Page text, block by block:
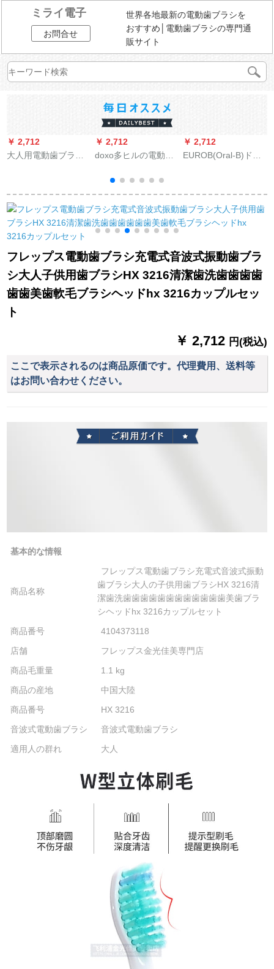
ミライ電子
お問合せ
世界各地最新の電動歯ブラシを
おすすめ│電動歯ブラシの専門通
販サイト
￥ 2,712
大人用電動歯ブラシ
男女生家庭用軟毛E
4-曜岩黒（合計7ブラ
シ＋旅行箱1つ）
￥ 2,712
doxo多ヒルの電動歯
らかいブラシは歯ブ
ラシの頭の4枚の多い
ヒルの通用する版の
白黒の組み合わせを
交換します。
￥ 2,712
EUROB(Oral-B)ドイ
式回転歯ブラシD
12/D 10スターウォー
ズモデル
フレップス電動歯ブラシ充電式音波式振動歯ブラ
シ大人子供用歯ブラシHX 3216清潔歯洗歯歯歯歯
歯歯美歯軟毛ブラシヘッドhx 3216カップルセッ
ト
￥ 2,712 円(税込)
ここで表示されるのは商品原価です。代理費用、送料等
はお問い合わせください。
基本的な情報
商品名称
フレップス電動歯ブラシ充電式音波式振動
歯ブラシ大人の子供用歯ブラシHX 3216清
潔歯洗歯歯歯歯歯歯歯歯歯歯歯歯美歯ブラ
シヘッドhx 3216カップルセット
商品番号
4104373118
店舗
フレップス金光佳美専門店
商品毛重量
1.1 kg
商品の産地
中国大陸
商品番号
HX 3216
音波式電動歯ブラシ
音波式電動歯ブラシ
適用人の群れ
大人